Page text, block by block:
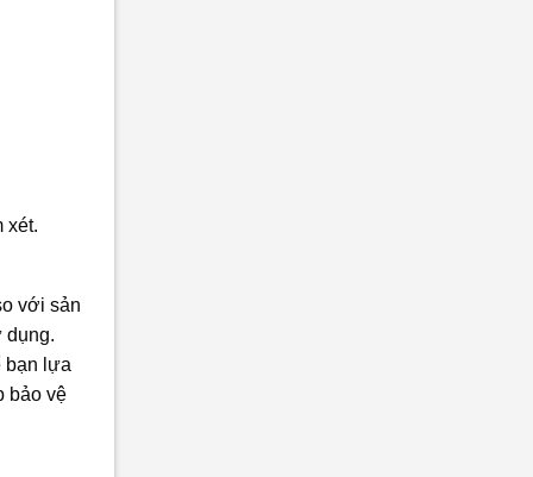
xét.
với sản
dụng.
bạn lựa
bảo vệ